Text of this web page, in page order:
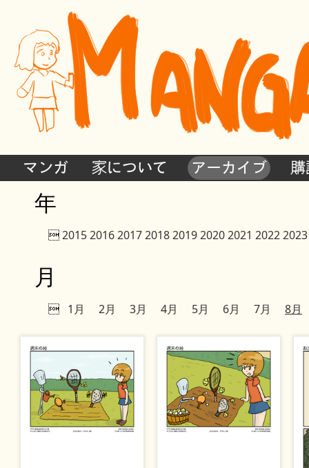
マンガ 家について アーカイブ
年
2015201620172018201920202021 20222023
月
 1月 2月 3月 4月 5月 6月 7月 8月